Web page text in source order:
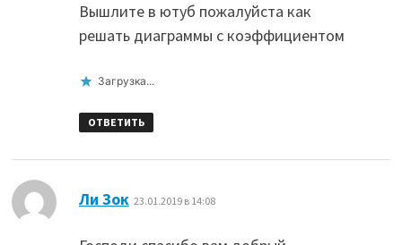
Вышлите в ютуб пожалуйста как
решать диаграммы с коэффициентом
Загрузка...
ОТВЕТИТЬ
Ли Зок 23.01.2019 в 14:08